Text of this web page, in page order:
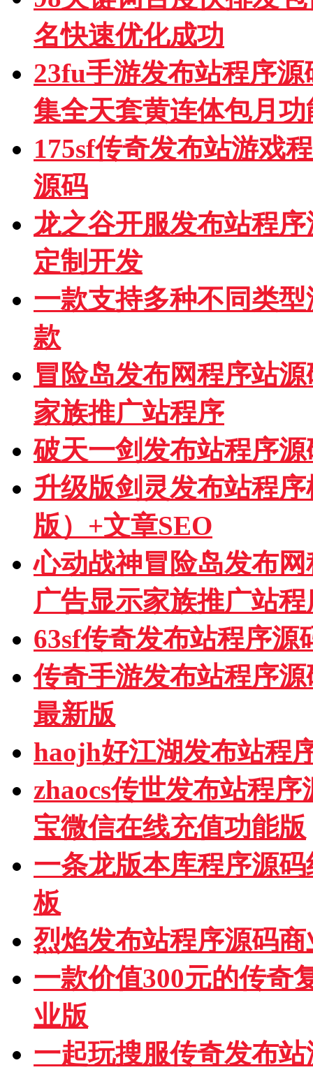
名快速优化成功
23fu手游发布站程序
集全天套黄连体包月功
175sf传奇发布站游戏
源码
龙之谷开服发布站程
定制开发
一款支持多种不同类
款
冒险岛发布网程序站
家族推广站程序
破天一剑发布站程序
升级版剑灵发布站程
版）+文章SEO
心动战神冒险岛发布
广告显示家族推广站程
63sf传奇发布站程序
传奇手游发布站程序
最新版
haojh好江湖发布站程
zhaocs传世发布站程
宝微信在线充值功能版
一条龙版本库程序源
板
烈焰发布站程序源码
一款价值300元的传奇
业版
一起玩搜服传奇发布